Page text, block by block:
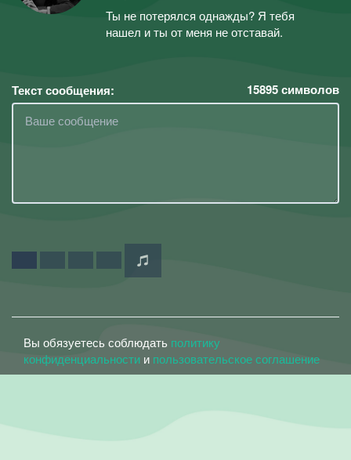
Ты не потерялся однажды? Я тебя
нашел и ты от меня не отставай.
Текст сообщения: 15895символов
Вы обязуетесь соблюдать политику
конфиденциальности и пользовательское соглашение